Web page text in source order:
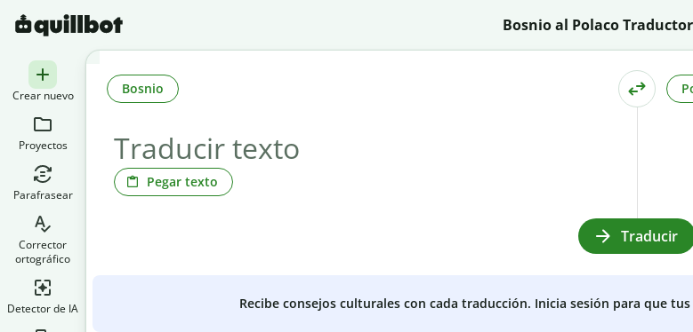
Bosnio al Polaco Traductor
Crear nuevo
Proyectos
Parafrasear
Corrector
ortográfico
Detector de IA
Pegar texto
Bosnio
Traducir
Recibe consejos culturales con cada traducción. Inicia sesión para que